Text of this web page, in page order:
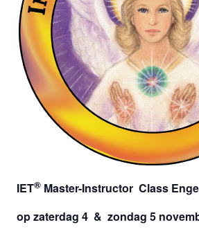
IET® Master-Instructor Class
op zaterdag 4 & zondag 5